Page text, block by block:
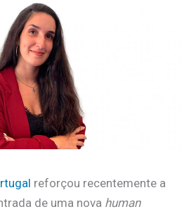
reforçou recentemente a
de uma nova human